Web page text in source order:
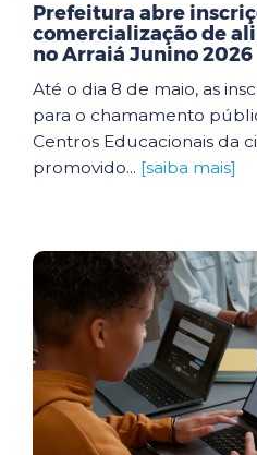
Prefeitura abre
comercialização de
no Arraiá Junino 2026
Até o dia 8 de maio, as
para o chamamento
Centros Educacionais da
promovido... [saiba mais]